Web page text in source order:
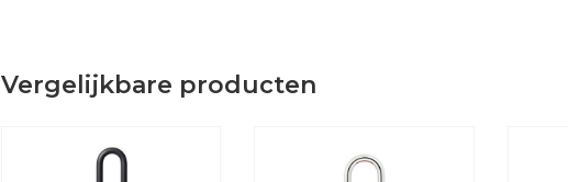
Vergelijkbare producten